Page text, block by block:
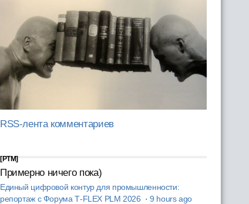
RSS-лента комментариев
[PTM]
Примерно ничего пока)
Единый цифровой контур для промышленности:
репортаж с Форума T‑FLEX PLM 2026 ·9 hours ago